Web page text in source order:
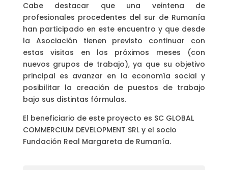
Cabe destacar que una veintena de
profesionales procedentes del sur de Rumanía
han participado en este encuentro y que desde
la Asociación tienen previsto continuar con
estas visitas en los próximos meses (con
nuevos grupos de trabajo), ya que su objetivo
principal es avanzar en la economía social y
posibilitar la creación de puestos de trabajo
bajo sus distintas fórmulas.
El beneficiario de este proyecto es SC GLOBAL
COMMERCIUM DEVELOPMENT SRL y el socio
Fundación Real Margareta de Rumanía.